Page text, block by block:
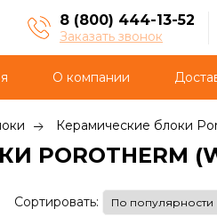
8 (800) 444-13-52
Заказать звонок
О компании
Керамические блоки
Сортировать: